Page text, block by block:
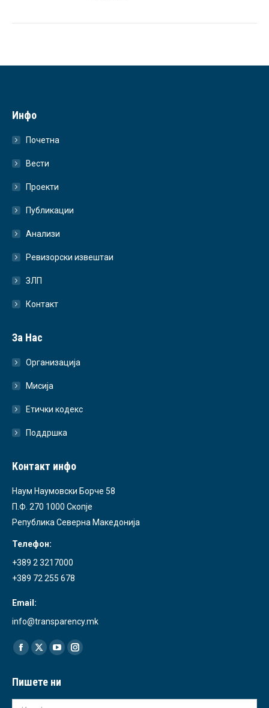
Инфо
Почетна
Вести
Проекти
Публикации
Анализи
Ревизорски извештаи
ЗЛП
Контакт
За Нас
Организација
Мисија
Етички кодекс
Поддршка
Контакт инфо
Наум Наумовски Борче 58
П.Ф. 270 1000 Скопје
Република Северна Македонија
Телефон:
+389 2 3217000
+389 72 255 678
Email:
info@transparency.mk
Find us on:
Facebook
opens
in
X
opens
in
YouTube
opens
in
Instagram
in
Пишете ни